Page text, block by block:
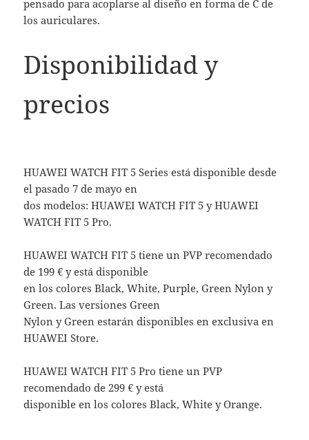
pensado para acoplarse al diseño en forma de C de
los auriculares.
Disponibilidad y
precios
HUAWEI WATCH FIT 5 Series está disponible desde
el pasado 7 de mayo en
dos modelos: HUAWEI WATCH FIT 5 y HUAWEI
WATCH FIT 5 Pro.
HUAWEI WATCH FIT 5 tiene un PVP recomendado
de 199 € y está disponible
en los colores Black, White, Purple, Green Nylon y
Green. Las versiones Green
Nylon y Green estarán disponibles en exclusiva en
HUAWEI Store.
HUAWEI WATCH FIT 5 Pro tiene un PVP
recomendado de 299 € y está
disponible en los colores Black, White y Orange.